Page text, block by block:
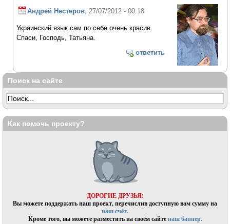
Андрей Нестеров, 27/07/2012 - 00:18
Украинский язык сам по себе очень красив.
Спаси, Господь, Татьяна.
ответить
Поиск на сайте
Как помочь проекту?
ДОРОГИЕ ДРУЗЬЯ!
Вы можете поддержать наш проект, перечислив доступную вам сумму на
наш счёт.
Кроме того, вы можете разместить на своём сайтенаш баннер.